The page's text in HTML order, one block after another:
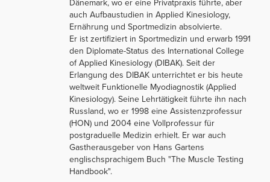
Dänemark, wo er eine Privatpraxis führte, aber
auch Aufbaustudien in Applied Kinesiology,
Ernährung und Sportmedizin absolvierte.
Er ist zertifiziert in Sportmedizin und erwarb 1991
den Diplomate-Status des International College
of Applied Kinesiology (DIBAK). Seit der
Erlangung des DIBAK unterrichtet er bis heute
weltweit Funktionelle Myodiagnostik (Applied
Kinesiology). Seine Lehrtätigkeit führte ihn nach
Russland, wo er 1998 eine Assistenzprofessur
(HON) und 2004 eine Vollprofessur für
postgraduelle Medizin erhielt. Er war auch
Gastherausgeber von Hans Gartens
englischsprachigem Buch "The Muscle Testing
Handbook".